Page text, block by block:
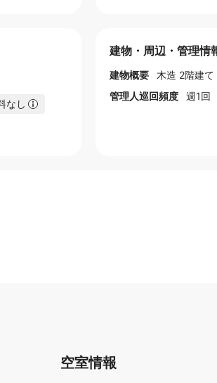
なし
建物・周辺・管理情
建物概要
木造 2階建て
管理人巡回頻度
週1回
空室情報